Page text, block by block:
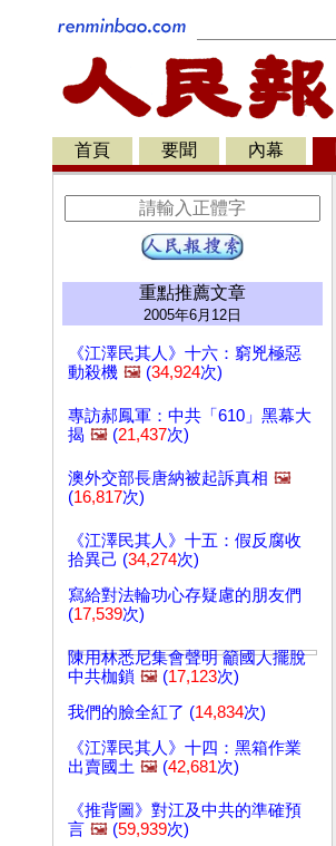
首頁 要聞 內幕
重點推薦文章
2005年6月12日
《江澤民其人》十六：窮兇極惡
動殺機 🖼️ (34,924次)
專訪郝鳳軍：中共「610」黑幕大
揭 🖼️ (21,437次)
澳外交部長唐納被起訴真相 🖼️
(16,817次)
《江澤民其人》十五：假反腐收
拾異己 (34,274次)
寫給對法輪功心存疑慮的朋友們
(17,539次)
陳用林悉尼集會聲明 籲國人擺脫
中共枷鎖 🖼️ (17,123次)
我們的臉全紅了 (14,834次)
《江澤民其人》十四：黑箱作業
出賣國土 🖼️ (42,681次)
《推背圖》對江及中共的準確預
言 🖼️ (59,939次)